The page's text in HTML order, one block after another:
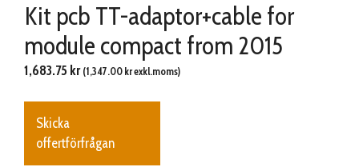
Kit pcb TT-adaptor+cable for
module compact from 2015
1,683.75 kr (1,347.00 krexkl.moms)
Skicka
offertförfrågan